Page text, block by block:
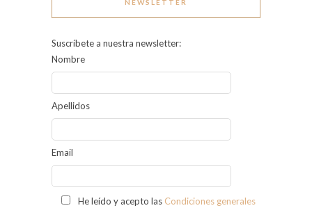
NEWSLETTER
Suscríbete a nuestra newsletter:
Nombre
Apellidos
Email
He leído y acepto las Condiciones generales